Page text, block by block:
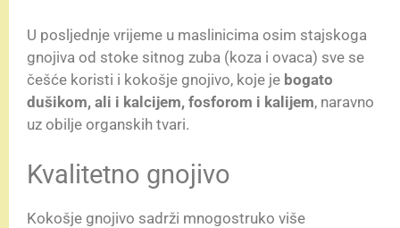
U posljednje vrijeme u maslinicima osim stajskoga
gnojiva od stoke sitnog zuba (koza i ovaca) sve se
češće koristi i kokošje gnojivo, koje je bogato
dušikom, ali i kalcijem, fosforom i kalijem, naravno
uz obilje organskih tvari.
Kvalitetno gnojivo
Kokošje gnojivo sadrži mnogostruko više